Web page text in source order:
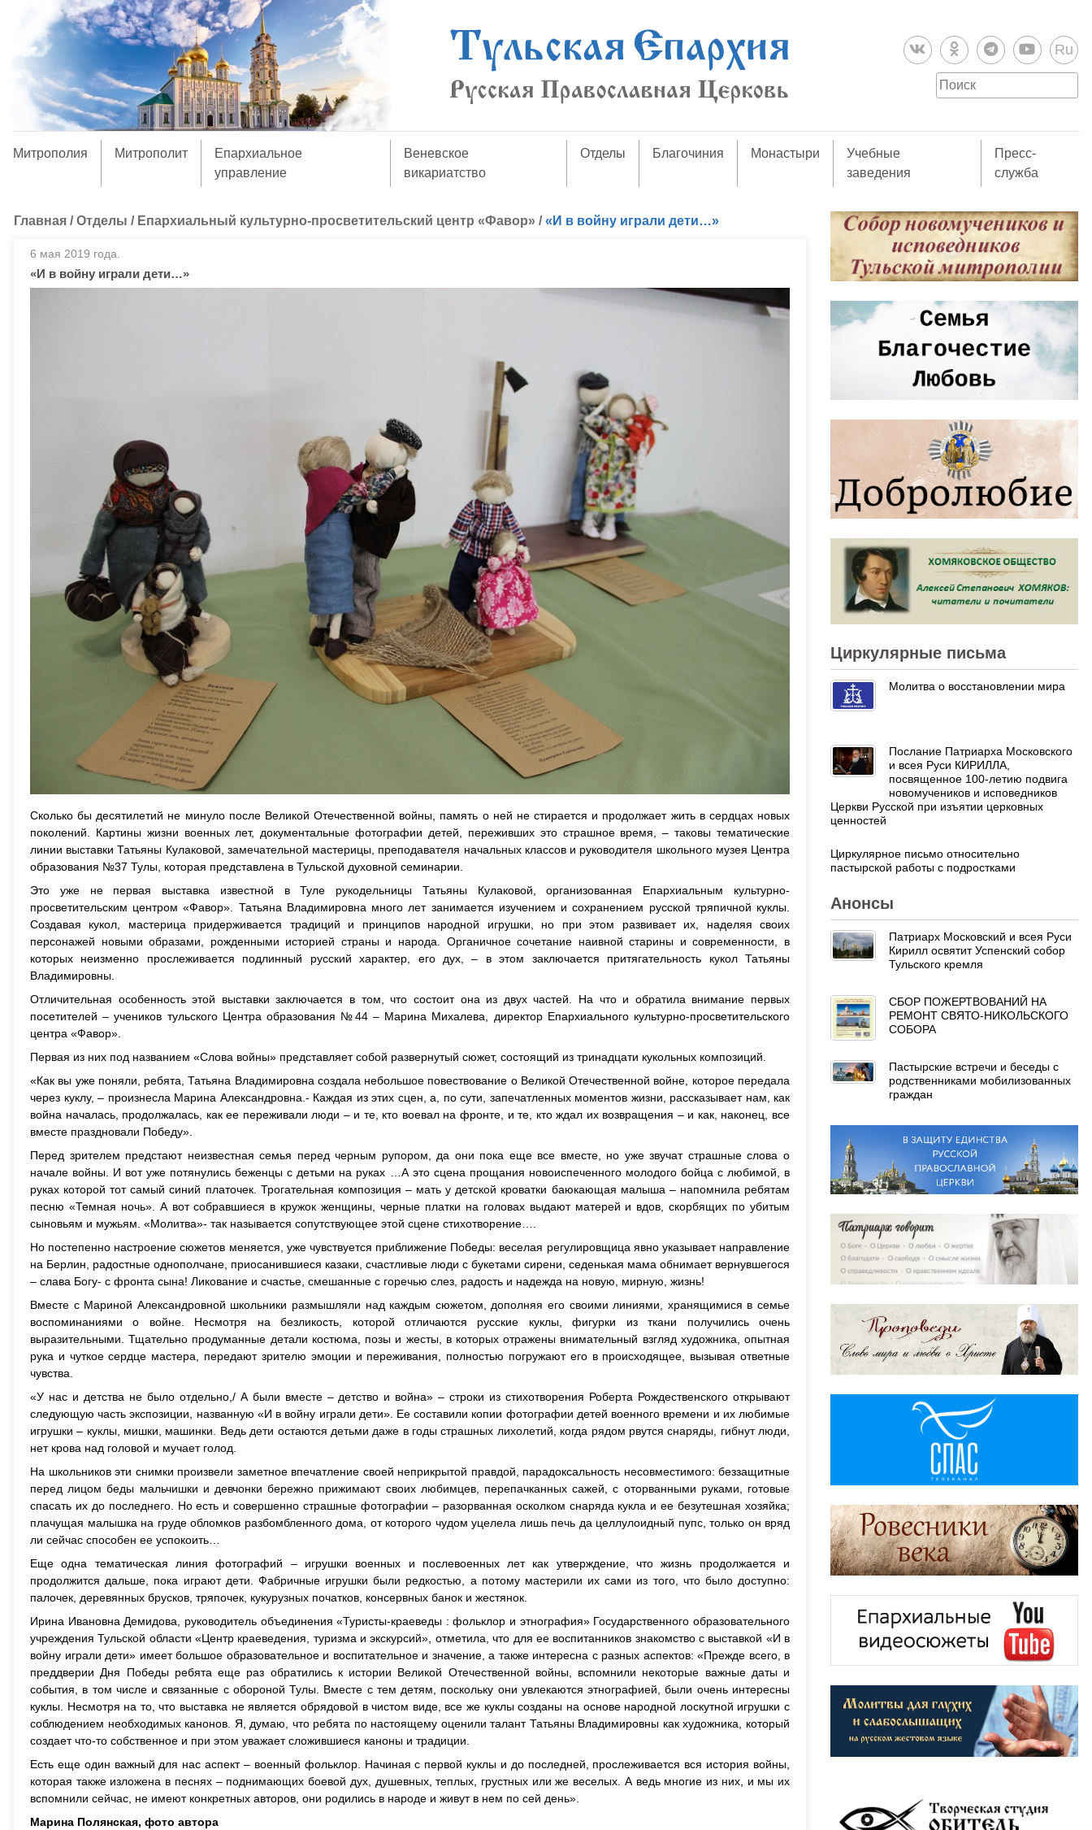
Ru
Митрополия Митрополит
Епархиальное
управление
Веневское
викариатство
Отделы Благочиния Монастыри
Учебные
заведения
Пресс-
служба
Главная /Отделы / Епархиальный культурно-просветительский центр «Фавор» /«И в войну играли дети…»
6 мая 2019 года.
«И в войну играли дети…»
Сколько бы десятилетий не минуло после Великой Отечественной войны, память о ней не стирается и продолжает жить в сердцах новых
поколений. Картины жизни военных лет, документальные фотографии детей, переживших это страшное время, – таковы тематические
линии выставки Татьяны Кулаковой, замечательной мастерицы, преподавателя начальных классов и руководителя школьного музея Центра
образования №37 Тулы, которая представлена в Тульской духовной семинарии.
Это уже не первая выставка известной в Туле рукодельницы Татьяны Кулаковой, организованная Епархиальным культурно-
просветительским центром «Фавор». Татьяна Владимировна много лет занимается изучением и сохранением русской тряпичной куклы.
Создавая кукол, мастерица придерживается традиций и принципов народной игрушки, но при этом развивает их, наделяя своих
персонажей новыми образами, рожденными историей страны и народа. Органичное сочетание наивной старины и современности, в
которых неизменно прослеживается подлинный русский характер, его дух, – в этом заключается притягательность кукол Татьяны
Владимировны.
Отличительная особенность этой выставки заключается в том, что состоит она из двух частей. На что и обратила внимание первых
посетителей – учеников тульского Центра образования №44 – Марина Михалева, директор Епархиального культурно-просветительского
центра «Фавор».
Первая из них под названием «Слова войны» представляет собой развернутый сюжет, состоящий из тринадцати кукольных композиций.
«Как вы уже поняли, ребята, Татьяна Владимировна создала небольшое повествование о Великой Отечественной войне, которое передала
через куклу, – произнесла Марина Александровна.- Каждая из этих сцен, а, по сути, запечатленных моментов жизни, рассказывает нам, как
война началась, продолжалась, как ее переживали люди – и те, кто воевал на фронте, и те, кто ждал их возвращения – и как, наконец, все
вместе праздновали Победу».
Перед зрителем предстают неизвестная семья перед черным рупором, да они пока еще все вместе, но уже звучат страшные слова о
начале войны. И вот уже потянулись беженцы с детьми на руках …А это сцена прощания новоиспеченного молодого бойца с любимой, в
руках которой тот самый синий платочек. Трогательная композиция – мать у детской кроватки баюкающая малыша – напомнила ребятам
песню «Темная ночь». А вот собравшиеся в кружок женщины, черные платки на головах выдают матерей и вдов, скорбящих по убитым
сыновьям и мужьям. «Молитва»- так называется сопутствующее этой сцене стихотворение….
Но постепенно настроение сюжетов меняется, уже чувствуется приближение Победы: веселая регулировщица явно указывает направление
на Берлин, радостные однополчане, приосанившиеся казаки, счастливые люди с букетами сирени, седенькая мама обнимает вернувшегося
– слава Богу- с фронта сына! Ликование и счастье, смешанные с горечью слез, радость и надежда на новую, мирную, жизнь!
Вместе с Мариной Александровной школьники размышляли над каждым сюжетом, дополняя его своими линиями, хранящимися в семье
воспоминаниями о войне. Несмотря на безликость, которой отличаются русские куклы, фигурки из ткани получились очень
выразительными. Тщательно продуманные детали костюма, позы и жесты, в которых отражены внимательный взгляд художника, опытная
рука и чуткое сердце мастера, передают зрителю эмоции и переживания, полностью погружают его в происходящее, вызывая ответные
чувства.
«У нас и детства не было отдельно,/ А были вместе – детство и война» – строки из стихотворения Роберта Рождественского открывают
следующую часть экспозиции, названную «И в войну играли дети». Ее составили копии фотографии детей военного времени и их любимые
игрушки – куклы, мишки, машинки. Ведь дети остаются детьми даже в годы страшных лихолетий, когда рядом рвутся снаряды, гибнут люди,
нет крова над головой и мучает голод.
На школьников эти снимки произвели заметное впечатление своей неприкрытой правдой, парадоксальность несовместимого: беззащитные
перед лицом беды мальчишки и девчонки бережно прижимают своих любимцев, перепачканных сажей, с оторванными руками, готовые
спасать их до последнего. Но есть и совершенно страшные фотографии – разорванная осколком снаряда кукла и ее безутешная хозяйка;
плачущая малышка на груде обломков разбомбленного дома, от которого чудом уцелела лишь печь да целлулоидный пупс, только он вряд
ли сейчас способен ее успокоить…
Еще одна тематическая линия фотографий – игрушки военных и послевоенных лет как утверждение, что жизнь продолжается и
продолжится дальше, пока играют дети. Фабричные игрушки были редкостью, а потому мастерили их сами из того, что было доступно:
палочек, деревянных брусков, тряпочек, кукурузных початков, консервных банок и жестянок.
Ирина Ивановна Демидова, руководитель объединения «Туристы-краеведы : фольклор и этнография» Государственного образовательного
учреждения Тульской области «Центр краеведения, туризма и экскурсий», отметила, что для ее воспитанников знакомство с выставкой «И в
войну играли дети» имеет большое образовательное и воспитательное и значение, а также интересна с разных аспектов: «Прежде всего, в
преддверии Дня Победы ребята еще раз обратились к истории Великой Отечественной войны, вспомнили некоторые важные даты и
события, в том числе и связанные с обороной Тулы. Вместе с тем детям, поскольку они увлекаются этнографией, были очень интересны
куклы. Несмотря на то, что выставка не является обрядовой в чистом виде, все же куклы созданы на основе народной лоскутной игрушки с
соблюдением необходимых канонов. Я, думаю, что ребята по настоящему оценили талант Татьяны Владимировны как художника, который
создает что-то собственное и при этом уважает сложившиеся каноны и традиции.
Есть еще один важный для нас аспект – военный фольклор. Начиная с первой куклы и до последней, прослеживается вся история войны,
которая также изложена в песнях – поднимающих боевой дух, душевных, теплых, грустных или же веселых. А ведь многие из них, и мы их
вспомнили сейчас, не имеют конкретных авторов, они родились в народе и живут в нем по сей день».
Марина Полянская, фото автора
Циркулярные письма
Молитва о восстановлении мира
Послание Патриарха Московского
и всея Руси КИРИЛЛА,
посвященное 100-летию подвига
новомучеников и исповедников
Церкви Русской при изъятии церковных
ценностей
Циркулярное письмо относительно
пастырской работы с подростками
Анонсы
Патриарх Московский и всея Руси
Кирилл освятит Успенский собор
Тульского кремля
СБОР ПОЖЕРТВОВАНИЙ НА
РЕМОНТ СВЯТО-НИКОЛЬСКОГО
СОБОРА
Пастырские встречи и беседы с
родственниками мобилизованных
граждан